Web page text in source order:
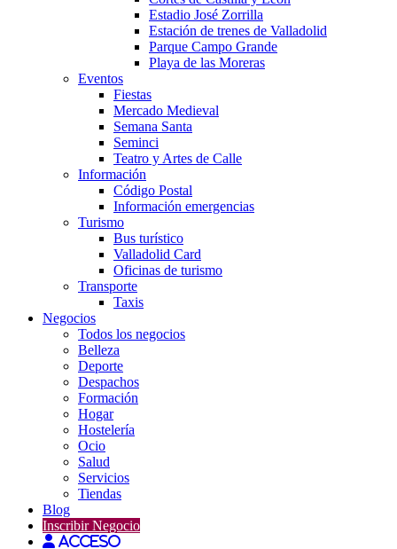
Estadio José Zorrilla
Estación de trenes de Valladolid
Parque Campo Grande
Playa de las Moreras
Eventos
Fiestas
Mercado Medieval
Semana Santa
Seminci
Teatro y Artes de Calle
Información
Código Postal
Información emergencias
Turismo
Bus turístico
Valladolid Card
Oficinas de turismo
Transporte
Taxis
Negocios
Todos los negocios
Belleza
Deporte
Despachos
Formación
Hogar
Hostelería
Ocio
Salud
Servicios
Tiendas
Blog
Inscribir Negocio
Acceso